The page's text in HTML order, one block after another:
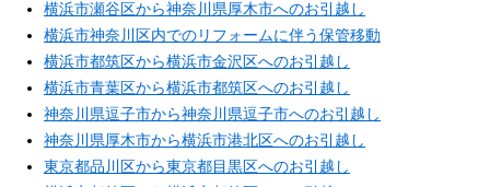
横浜市瀬谷区から神奈川県厚木市へのお引越し
横浜市神奈川区内でのリフォームに伴う保管移動
横浜市都筑区から横浜市金沢区へのお引越し
横浜市青葉区から横浜市都筑区へのお引越し
神奈川県逗子市から神奈川県逗子市へのお引越し
神奈川県厚木市から横浜市港北区へのお引越し
東京都品川区から東京都目黒区へのお引越し